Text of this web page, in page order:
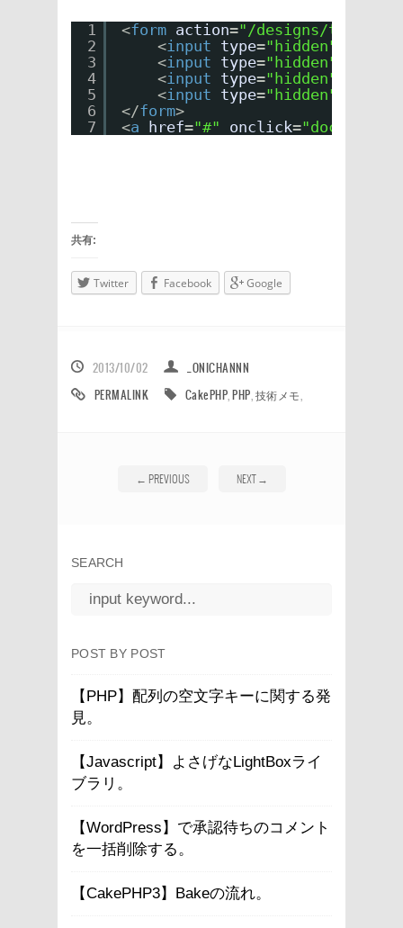
1
2
3
4
5
6
7
<form action="/designs/test"
<input type="hidden"
<input type="hidden"
<input type="hidden"
<input type="hidden"
</form>
<a href="#" onclick=
共有:
Twitter Facebook Google
2013/10/02
_ONICHANNN
PERMALINK
CakePHP ,PHP 技術メモ
← PREVIOUS NEXT→
SEARCH
POST BY POST
【PHP】配列の空文字キーに関する発
見。
【Javascript】よさげなLightBoxライ
ブラリ。
【WordPress】で承認待ちのコメント
を一括削除する。
【CakePHP3】Bakeの流れ。